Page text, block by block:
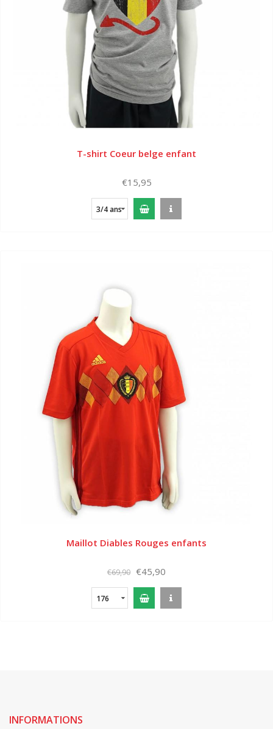
T-shirt Coeur belge enfant
€15,95
3/4 ans
Maillot Diables Rouges enfants
€69,90 €45,90
176
INFORMATIONS